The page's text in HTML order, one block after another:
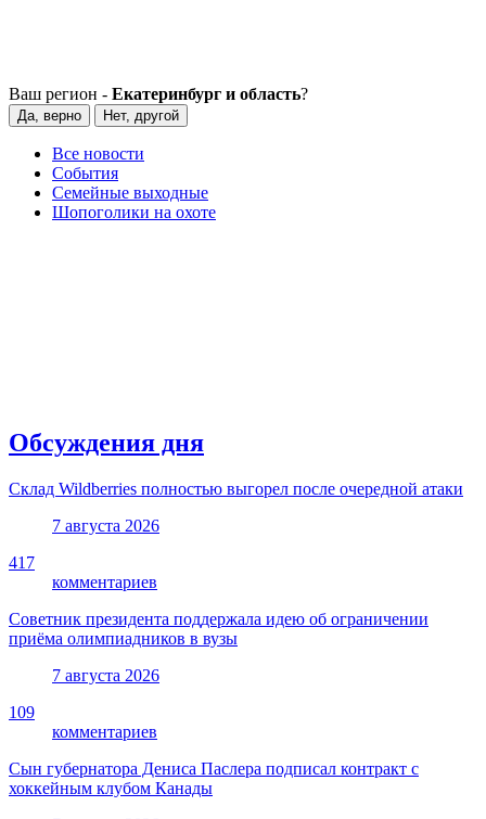
Ваш регион - Екатеринбург и область?
Да, верно Нет, другой
Все новости
События
Семейные выходные
Шопоголики на охоте
Обсуждения дня
Склад Wildberries полностью выгорел после очередной атаки
7 августа 2026
417
комментариев
Советник президента поддержала идею об ограничении
приёма олимпиадников в вузы
7 августа 2026
109
комментариев
Сын губернатора Дениса Паслера подписал контракт с
хоккейным клубом Канады